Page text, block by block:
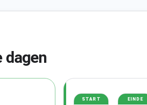
dagen
START EINDE